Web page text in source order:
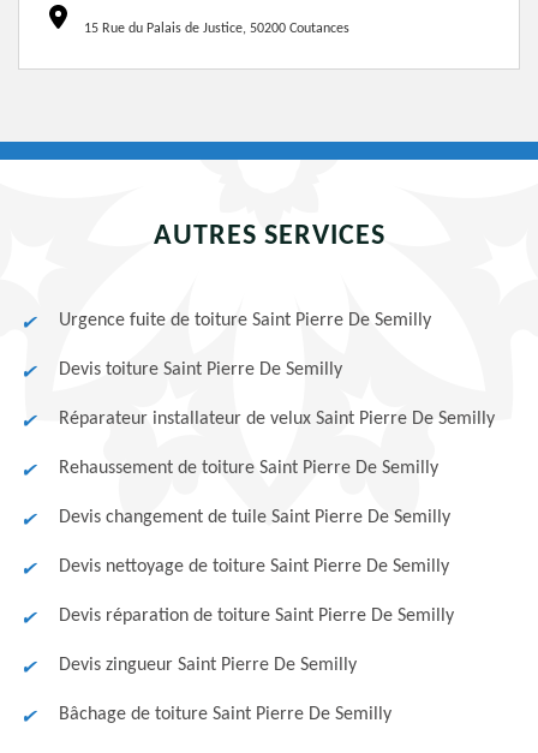
15 Rue du Palais de Justice, 50200 Coutances
AUTRES SERVICES
Urgence fuite de toiture Saint Pierre De Semilly
Devis toiture Saint Pierre De Semilly
Réparateur installateur de velux Saint Pierre De Semilly
Rehaussement de toiture Saint Pierre De Semilly
Devis changement de tuile Saint Pierre De Semilly
Devis nettoyage de toiture Saint Pierre De Semilly
Devis réparation de toiture Saint Pierre De Semilly
Devis zingueur Saint Pierre De Semilly
Bâchage de toiture Saint Pierre De Semilly